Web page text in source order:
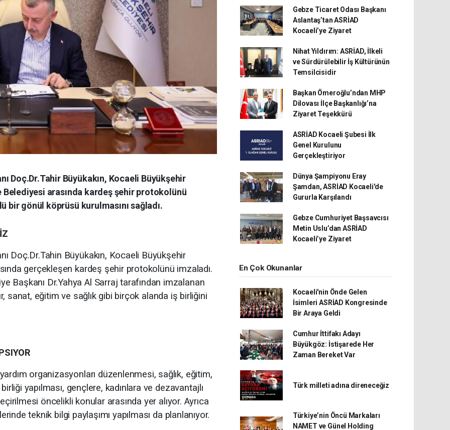
Doç.Dr.Tahir Büyükakın, Kocaeli Büyükşehir
arasında kardeş şehir protokolünü
bir gönül köprüsü kurulmasını sağladı.
Doç.Dr.Tahin Büyükakın, Kocaeli Büyükşehir
gerçekleşen kardeş şehir protokolünü imzaladı.
Başkanı Dr.Yahya Al Sarraj tarafından imzalanan
sanat, eğitim ve sağlık gibi birçok alanda iş birliğini
organizasyonları düzenlenmesi, sağlık, eğitim,
yapılması, gençlere, kadınlara ve dezavantajlı
öncelikli konular arasında yer alıyor. Ayrıca
teknik bilgi paylaşımı yapılması da planlanıyor.
Gebze Ticaret Odası Başkanı
Aslantaş’tan ASRİAD
Kocaeli’ye Ziyaret
Nihat Yıldırım: ASRİAD, İlkeli
ve Sürdürülebilir İş Kültürünün
Temsilcisidir
Başkan Ömeroğlu’ndan MHP
Dilovası İlçe Başkanlığı’na
Ziyaret Teşekkürü
ASRİAD Kocaeli Şubesi İlk
Genel Kurulunu
Gerçekleştiriyor
Dünya Şampiyonu Eray
Şamdan, ASRİAD Kocaeli'de
Gururla Karşılandı
Gebze Cumhuriyet Başsavcısı
Metin Uslu’dan ASRİAD
Kocaeli’ye Ziyaret
En Çok Okunanlar
Kocaeli'nin Önde Gelen
İsimleri ASRİAD Kongresinde
Bir Araya Geldi
Cumhur İttifakı Adayı
Büyükgöz: İstişarede Her
Zaman Bereket Var
Türk milleti adına direneceğiz
Türkiye’nin Öncü Markaları
NAMET ve Günel Holding